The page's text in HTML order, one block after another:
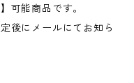
可能商品です。
後にメールにてお知ら